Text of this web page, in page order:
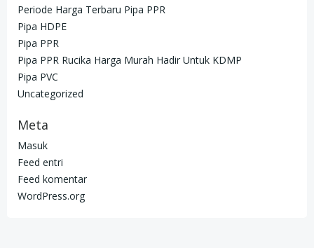
Periode Harga Terbaru Pipa PPR
Pipa HDPE
Pipa PPR
Pipa PPR Rucika Harga Murah Hadir Untuk KDMP
Pipa PVC
Uncategorized
Meta
Masuk
Feed entri
Feed komentar
WordPress.org